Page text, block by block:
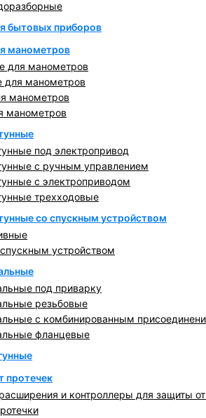
бытовых приборов
манометров
для манометров
для манометров
манометров
манометров
под электропривод
с ручным управлением
с электроприводом
трехходовые
со спускным устройством
устройством
под приварку
резьбовые
с комбинированным
фланцевые
протечек
и контроллеры для защиты